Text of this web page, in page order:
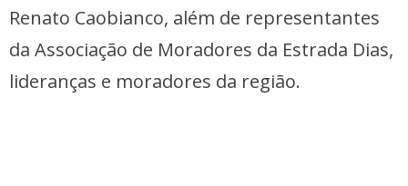
Renato Caobianco, além de representantes
da Associação de Moradores da Estrada Dias,
lideranças e moradores da região.